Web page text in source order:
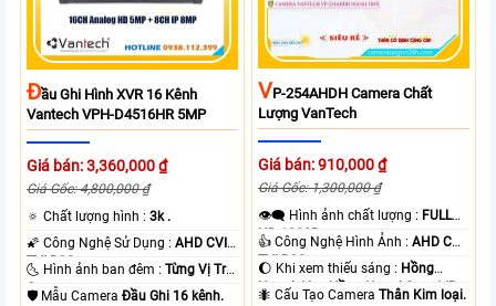
ĐẦu Ghi Hình XVR 16 Kênh
Vantech VPH-D4516HR 5MP
Giá bán: 3,360,000 ₫
Giá Gốc: 4,800,000 ₫
🔅 Chất lượng hình :3k .
🌠 Công Nghệ Sử Dụng :AHD CVI
TVI BCS.
🌜 Hình ảnh ban đêm :Từng Vị Trí
Camera .
🛡 Mẫu CameraĐầu Ghi 16 kênh.
VP-254AHDH Camera Chất
Lượng VanTech
Giá bán: 910,000 ₫
Giá Gốc: 1,300,000 ₫
👁️‍🗨 Hình ảnh chất lượng : FULL
HD 1080P .
👍 Công Nghệ Hình Ảnh :AHD CVI
TVI BCS.
🌔 Khi xem thiếu sáng : Hồng
Ngoại 40m Hồng Ngoại Smart IR.
🐜 Cấu Tạo CameraThân Kim loại.